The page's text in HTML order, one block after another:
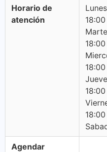
Horario de
atención
18:00
18:00
18:00
18:00
18:00
Agendar